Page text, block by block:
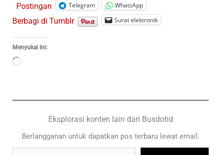
Postingan Telegram WhatsApp
Berbagi di Tumblr Surat elektronik
Menyukai ini:
Memuat...
Eksplorasi konten lain dari Busdotid
Berlangganan untuk dapatkan pos terbaru lewat email.
Ketikkan email Anda...